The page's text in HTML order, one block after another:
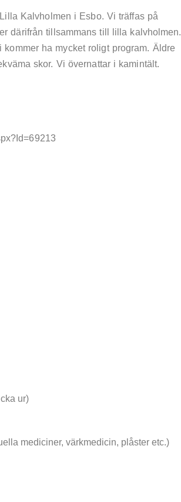
Kalvholmen i Esbo. Vi träffas på
därifrån tillsammans till lilla kalvholmen.
ha mycket roligt program. Äldre
skor. Vi övernattar i kamintält.
ur)
mediciner, värkmedicin, plåster etc.)